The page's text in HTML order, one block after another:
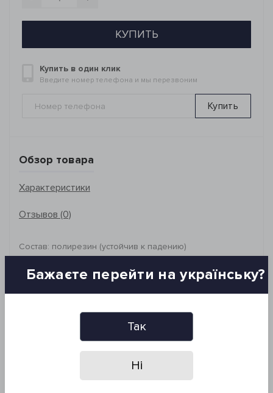
КУПИТЬ
Купить в один клик
Введите номер телефона и мы перезвоним
Купить
Обзор товара
Характеристики
Отзывов (0)
Состав: полирезин (устойчив к падению)
Размер: 11*8 см
Производитель: Irya, Турция
Похожие товары
Бажаєте перейти на українську?
Так
Ні